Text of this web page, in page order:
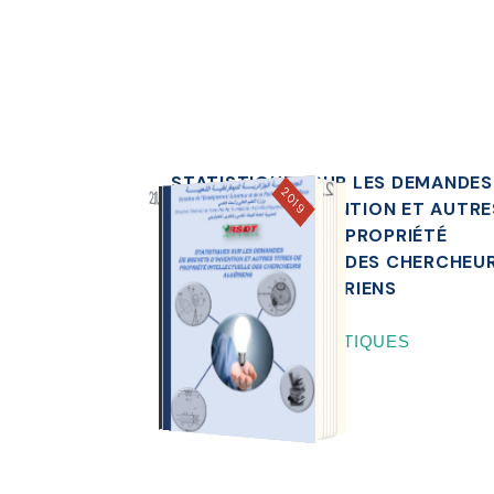
2019
TÉLÉCHARGER
STATISTIQUES SUR LES
BREVETS D’INVENTION ET
TITRES DE PROPRIÉTÉ
INTELLECTUELLE DES
ALGÉRIENS
STATISTIQUES